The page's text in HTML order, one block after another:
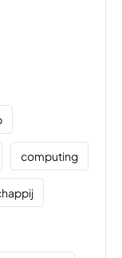
computing